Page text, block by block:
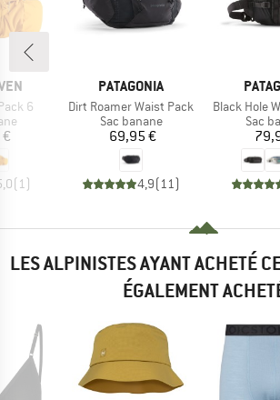
6
( 1)
MARQUE
PATAGONIA
Article
Dirt Roamer Waist Pack
Product group
Sac banane
Prix
69,95 €
4,9( 11)
Article
Black Hole
Sac
LES ALPINISTES AYANT ACHETÉ
ÉGALEMENT